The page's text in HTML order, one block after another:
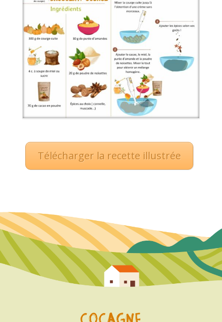
Télécharger la recette illustrée